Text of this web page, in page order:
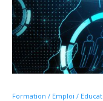
Formation / Emploi /